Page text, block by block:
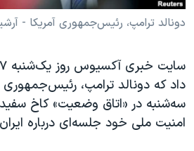
گالری عکس
اعتراضات زن، زندگی، آزادی
تریبونال مردمی آبان ۹۸
دادگاه حمید نوری
چهل سال گروگان‌گیری
دونالد ترامپ، رئیس‌جمهوری آمریکا -
داد که دونالد ترامپ، رئیس‌جمهوری
سه‌شنبه در «اتاق وضعیت» کاخ
امنیت ملی خود جلسه‌ای درباره ایران